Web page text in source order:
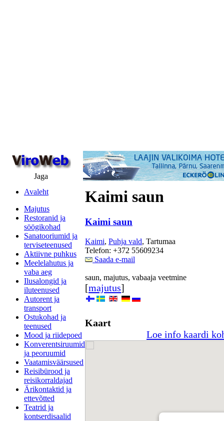
Jaga
Avaleht
Majutus
Restoranid ja
söögikohad
Sanatooriumid ja
terviseteenused
Aktiivne puhkus
Meelelahutus ja
vaba aeg
Ilusalongid ja
iluteenused
Autorent ja
transport
Ostukohad ja
teenused
Mood ja riidepoed
Konverentsiruumid
ja peoruumid
Vaatamisväärsused
Reisibürood ja
reisikorraldajad
Ärikontaktid ja
ettevõtted
Teatrid ja
kontserdisaalid
Kaimi saun
Kaimi saun
Kaimi, Puhja vald, Tartumaa
Telefon: +372 55609234
Saada e-mail
saun, majutus, vabaaja veetmine
[majutus]
Kaart
Loe info kaardi